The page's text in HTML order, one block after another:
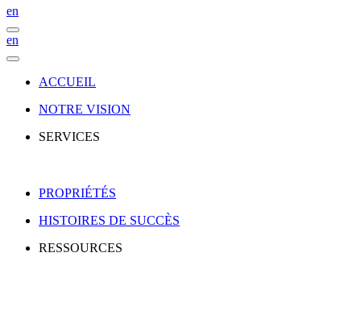
en
en
ACCUEIL
NOTRE VISION
SERVICES
PROPRIÉTÉS
HISTOIRES DE SUCCÈS
RESSOURCES